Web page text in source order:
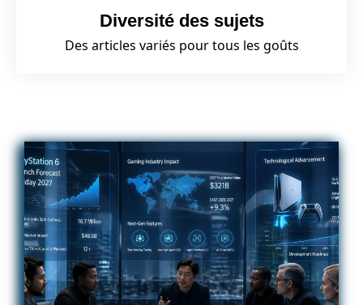
Diversité des sujets
Des articles variés pour tous les goûts